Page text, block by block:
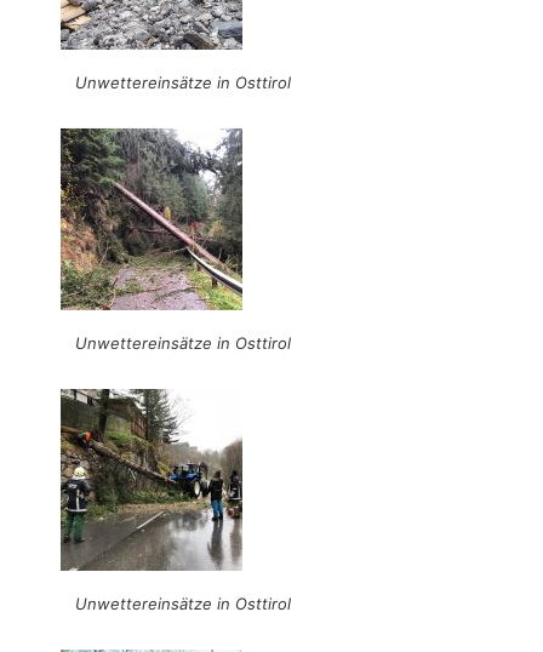
Unwettereinsätze in Osttirol
Unwettereinsätze in Osttirol
Unwettereinsätze in Osttirol